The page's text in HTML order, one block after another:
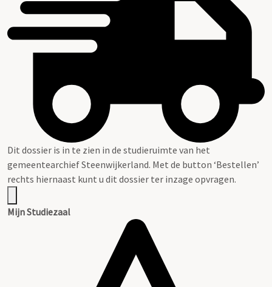
Dit dossier is in te zien in de studieruimte van het
gemeentearchief Steenwijkerland. Met de button ‘Bestellen’
rechts hiernaast kunt u dit dossier ter inzage opvragen.
Mijn Studiezaal